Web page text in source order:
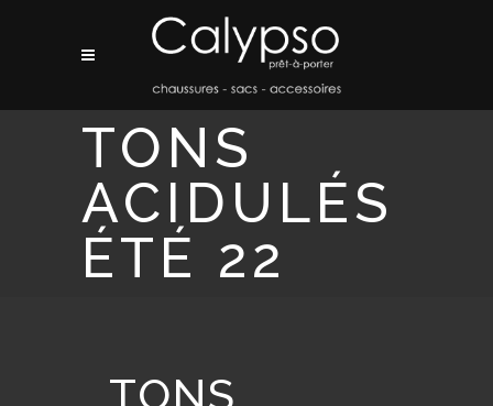
TONS
ACIDULÉS
ÉTÉ 22
TONS